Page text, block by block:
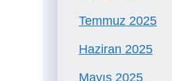
Temmuz 2025
Haziran 2025
Mayıs 2025